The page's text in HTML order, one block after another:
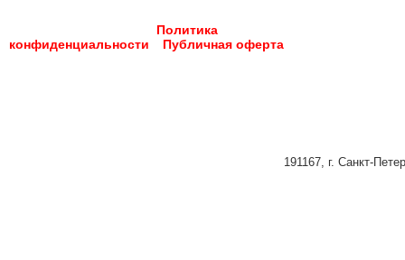
Политика
конфиденциальности
Публичная оферта
191167, г. Санкт-